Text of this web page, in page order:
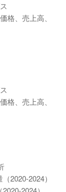
格、売上高、
格、売上高、
2020-2024）